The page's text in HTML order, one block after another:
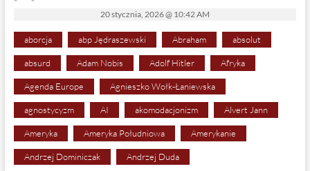
20 stycznia, 2026 @ 10:42 AM
aborcja abp Jędraszewski Abraham absolut
absurd Adam Nobis Adolf Hitler Afryka
Agenda Europe Agnieszko Wołk-Łaniewska
agnostycyzm AI akomodacjonizm Alvert Jann
Ameryka Ameryka Południowa Amerykanie
Andrzej Dominiczak Andrzej Duda